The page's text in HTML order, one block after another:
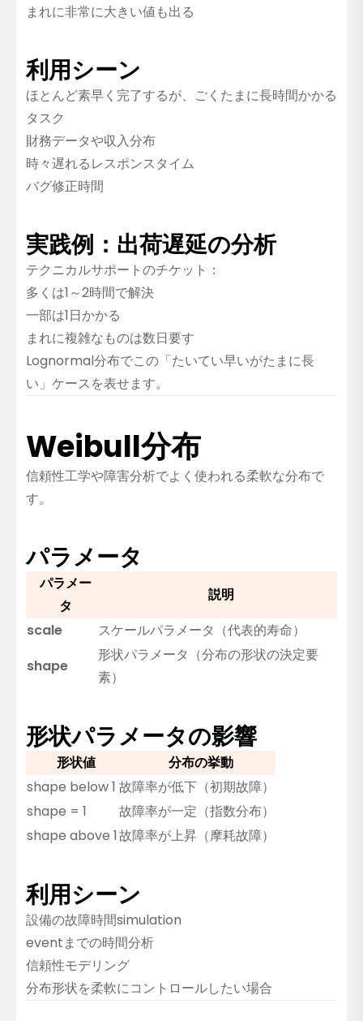
まれに非常に大きい値も出る
利用シーン
ほとんど素早く完了するが、ごくたまに長時間かかる
タスク
財務データや収入分布
時々遅れるレスポンスタイム
バグ修正時間
実践例：出荷遅延の分析
テクニカルサポートのチケット：
多くは1～2時間で解決
一部は1日かかる
まれに複雑なものは数日要す
Lognormal分布でこの「たいてい早いがたまに長
い」ケースを表せます。
Weibull分布
信頼性工学や障害分析でよく使われる柔軟な分布で
す。
パラメータ
パラメー
タ
説明
scale
スケールパラメータ（代表的寿命）
shape
形状パラメータ（分布の形状の決定要
素）
形状パラメータの影響
形状値
分布の挙動
shape below 1 故障率が低下（初期故障）
shape = 1
故障率が一定（指数分布）
shape above 1故障率が上昇（摩耗故障）
利用シーン
設備の故障時間simulation
eventまでの時間分析
信頼性モデリング
分布形状を柔軟にコントロールしたい場合